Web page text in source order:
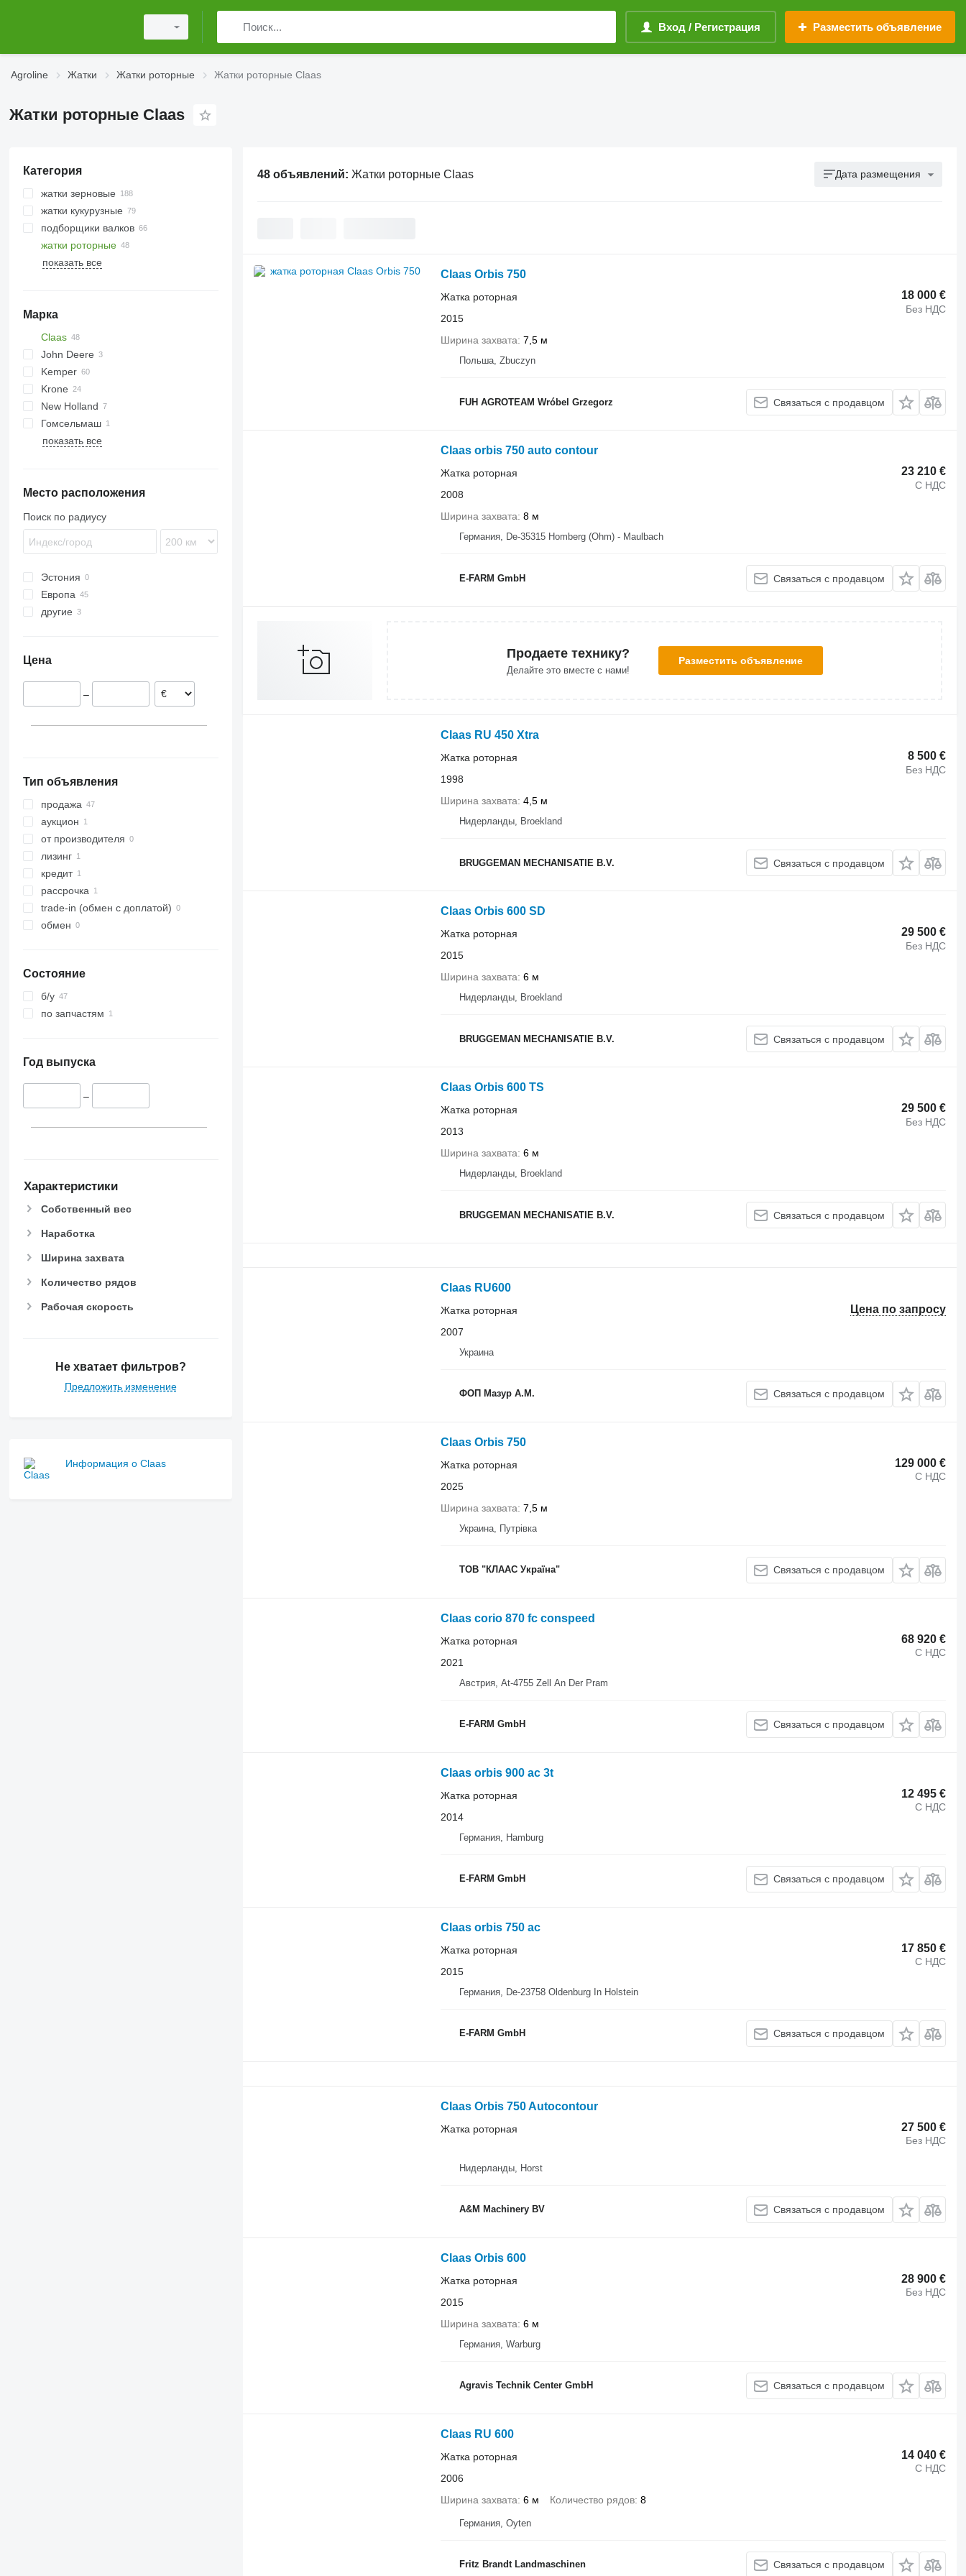
Вход / Регистрация Разместить объявление
Agroline Жатки Жатки роторные Жатки роторные Claas
Жатки роторные Claas
Категория
жатки зерновые
жатки кукурузные
подборщики валков
жатки роторные
показать все
Марка
Claas
Conspeed
Corio
Direct Disc
Direct Disc 520
Orbis
Orbis 450
Orbis 600
John Deere
Kemper
Champion
Krone
EasyCollect
Easycut
XDisc
New Holland
Profi Cut
Гомсельмаш
показать все
Место расположения
Поиск по радиусу
Эстония
Европа
Германия
Австрия
другие
Цена
–
Тип объявления
продажа
аукцион
от производителя
лизинг
кредит
рассрочка
trade-in (обмен с доплатой)
обмен
Состояние
б/у
по запчастям
Год выпуска
–
Характеристики
Собственный вес
Наработка
Ширина захвата
Количество рядов
Рабочая скорость
Не хватает фильтров?
Предложить изменение
Информация о Claas
48 объявлений: Жатки роторные Claas Дата размещения
Claas Orbis 750
18 000 €
Без НДС
Жатка роторная
2015
Ширина захвата 7,5 м
Польша, Zbuczyn
FUH AGROTEAM Wróbel Grzegorz Связаться с продавцом
Claas orbis 750 auto contour
23 210 €
С НДС
Жатка роторная
2008
Ширина захвата 8 м
Германия, De-35315 Homberg (Ohm) - Maulbach
E-FARM GmbH Связаться с продавцом
Продаете технику?
Делайте это вместе с нами!
Разместить объявление
Claas RU 450 Xtra
8 500 €
Без НДС
Жатка роторная
1998
Ширина захвата 4,5 м
Нидерланды, Broekland
BRUGGEMAN MECHANISATIE B.V. Связаться с продавцом
Claas Orbis 600 SD
29 500 €
Без НДС
Жатка роторная
2015
Ширина захвата 6 м
Нидерланды, Broekland
BRUGGEMAN MECHANISATIE B.V. Связаться с продавцом
Claas Orbis 600 TS
29 500 €
Без НДС
Жатка роторная
2013
Ширина захвата 6 м
Нидерланды, Broekland
BRUGGEMAN MECHANISATIE B.V. Связаться с продавцом
Claas RU600
Цена по запросу
Жатка роторная
2007
Украина
ФОП Мазур А.М. Связаться с продавцом
Claas Orbis 750
129 000 €
С НДС
Жатка роторная
2025
Ширина захвата 7,5 м
Украина, Путрівка
ТОВ "КЛААС Україна" Связаться с продавцом
Claas corio 870 fc conspeed
68 920 €
С НДС
Жатка роторная
2021
Австрия, At-4755 Zell An Der Pram
E-FARM GmbH Связаться с продавцом
Claas orbis 900 ac 3t
12 495 €
С НДС
Жатка роторная
2014
Германия, Hamburg
E-FARM GmbH Связаться с продавцом
Claas orbis 750 ac
17 850 €
С НДС
Жатка роторная
2015
Германия, De-23758 Oldenburg In Holstein
E-FARM GmbH Связаться с продавцом
Claas Orbis 750 Autocontour
27 500 €
Без НДС
Жатка роторная
Нидерланды, Horst
A&M Machinery BV Связаться с продавцом
Claas Orbis 600
28 900 €
Без НДС
Жатка роторная
2015
Ширина захвата 6 м
Германия, Warburg
Agravis Technik Center GmbH Связаться с продавцом
Claas RU 600
14 040 €
С НДС
Жатка роторная
2006
Ширина захвата 6 м Количество рядов 8
Германия, Oyten
Fritz Brandt Landmaschinen Связаться с продавцом